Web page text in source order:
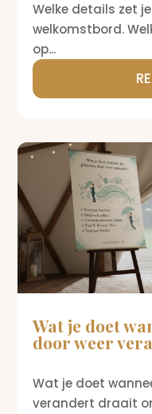
Welke details zet
welkomstbord.
op...
Wat je doet
door weer
Wat je doet
verandert draait